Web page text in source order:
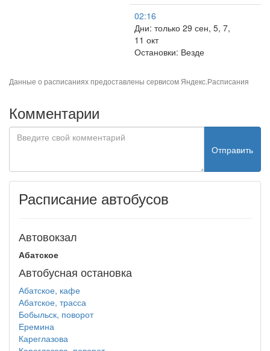
02:16
Дни: только 29 сен, 5, 7,
11 окт
Остановки: Везде
Данные о расписаниях предоставлены сервисом Яндекс.Расписания
Комментарии
Отправить
Расписание автобусов
Автовокзал
Абатское
Автобусная остановка
Абатское, кафе
Абатское, трасса
Бобыльск, поворот
Еремина
Кареглазова